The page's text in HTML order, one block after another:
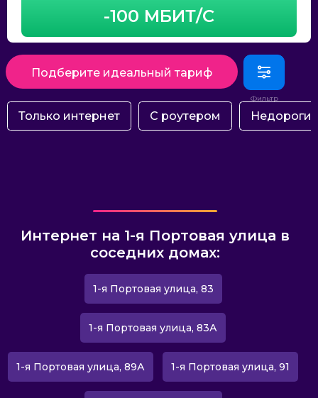
-100 МБИТ/С
Подберите идеальный тариф
Только интернет С роутером Недорогие
Интернет на 1-я Портовая улица в
соседних домах:
1-я Портовая улица, 83
1-я Портовая улица, 83А
1-я Портовая улица, 89А 1-я Портовая улица, 91